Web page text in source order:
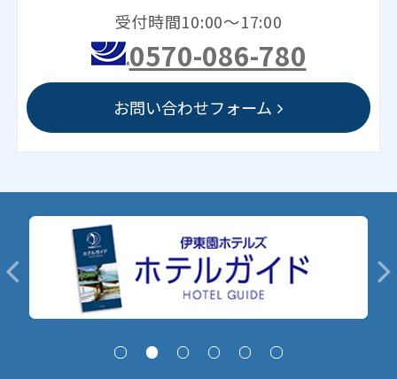
受付時間10:00～17:00
0570-086-780
お問い合わせフォーム